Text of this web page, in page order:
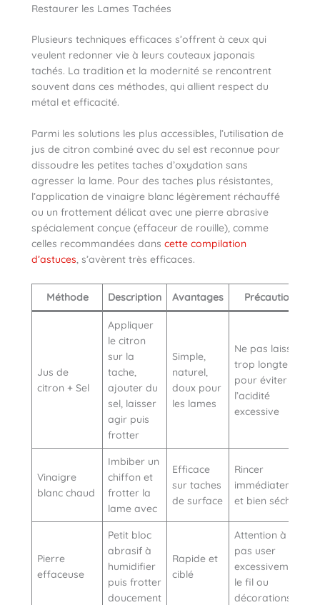
Restaurer les Lames Tachées
Plusieurs techniques efficaces s’offrent à ceux qui
veulent redonner vie à leurs couteaux japonais
tachés. La tradition et la modernité se rencontrent
souvent dans ces méthodes, qui allient respect du
métal et efficacité.
Parmi les solutions les plus accessibles, l’utilisation de
jus de citron combiné avec du sel est reconnue pour
dissoudre les petites taches d’oxydation sans
agresser la lame. Pour des taches plus résistantes,
l’application de vinaigre blanc légèrement réchauffé
ou un frottement délicat avec une pierre abrasive
spécialement conçue (effaceur de rouille), comme
celles recommandées dans cette compilation
d’astuces, s’avèrent très efficaces.
Méthode Description Avantages Précautions
Jus de
citron + Sel
Appliquer
le citron
sur la
tache,
ajouter du
sel, laisser
agir puis
frotter
Simple,
naturel,
doux pour
les lames
Ne pas laisser
trop longtemps
pour éviter
l’acidité
excessive
Vinaigre
blanc chaud
Imbiber un
chiffon et
frotter la
lame avec
Efficace
sur taches
de surface
Rincer
immédiatement
et bien sécher
Pierre
effaceuse
Petit bloc
abrasif à
humidifier
puis frotter
doucement
Rapide et
ciblé
Attention à ne
pas user
excessivement
le fil ou
décorations